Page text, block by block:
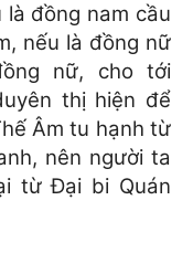
đồng nam cầu
nếu là đồng nữ
nữ, cho tới
thị hiện để
Âm tu hạnh từ
nên người ta
từ Đại bi Quán